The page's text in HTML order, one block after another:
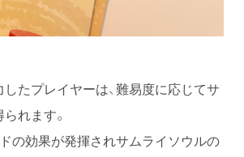
たプレイヤーは、難易度に応じてサ
れます。
の効果が発揮されサムライソウルの